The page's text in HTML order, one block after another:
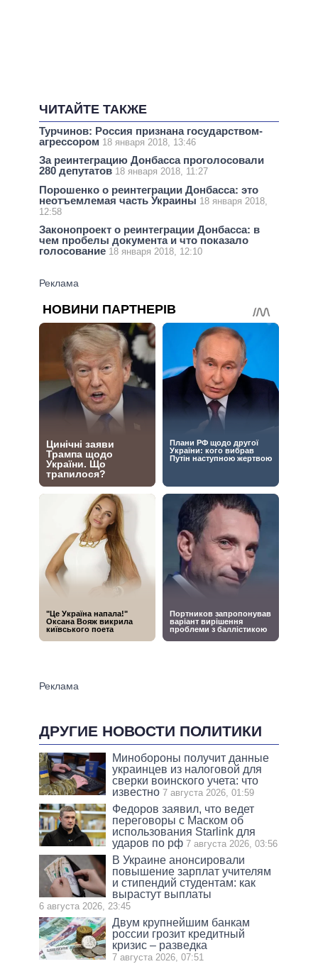
ЧИТАЙТЕ ТАКЖЕ
Турчинов: Россия признана государством-
агрессором 18 января 2018, 13:46
За реинтеграцию Донбасса проголосовали
280 депутатов 18 января 2018, 11:27
Порошенко о реинтеграции Донбасса: это
неотъемлемая часть Украины 18 января 2018,
12:58
Законопроект о реинтеграции Донбасса: в
чем пробелы документа и что показало
голосование 18 января 2018, 12:10
ДРУГИЕ НОВОСТИ ПОЛИТИКИ
Минобороны получит данные
украинцев из налоговой для
сверки воинского учета: что
известно 7 августа 2026, 01:59
Федоров заявил, что ведет
переговоры с Маском об
использования Starlink для
ударов по рф 7 августа 2026, 03:56
В Украине анонсировали
повышение зарплат учителям
и стипендий студентам: как
вырастут выплаты
6 августа 2026, 23:45
Двум крупнейшим банкам
россии грозит кредитный
кризис – разведка
7 августа 2026, 07:51